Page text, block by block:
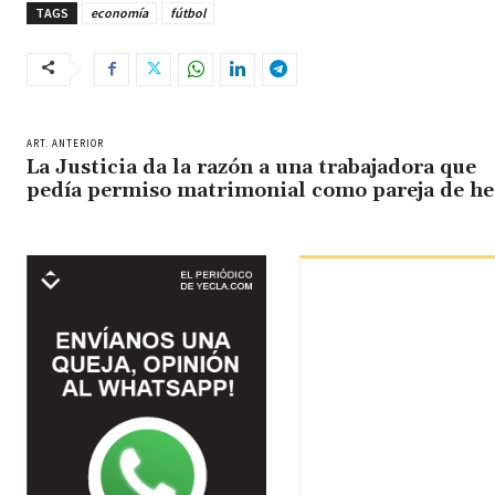
TAGS economía fútbol
ART. ANTERIOR
La Justicia da la razón a una trabajadora que
pedía permiso matrimonial como pareja de